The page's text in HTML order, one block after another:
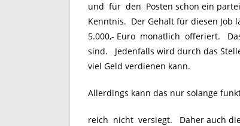
und für den Posten schon ein
Kenntnis. Der Gehalt für diesen Job
5.000,- Euro monatlich offeriert.
sind. Jedenfalls wird durch das
viel Geld verdienen kann.
Allerdings kann das nur solange
reich nicht versiegt. Daher auch